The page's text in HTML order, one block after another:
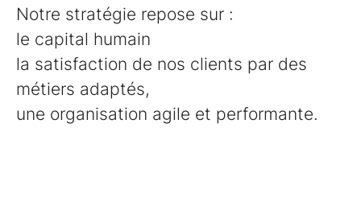
Notre stratégie repose sur :
le capital humain
la satisfaction de nos clients par des
métiers adaptés,
une organisation agile et performante.